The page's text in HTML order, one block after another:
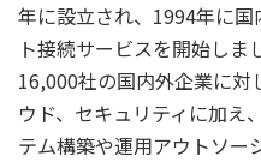
年に設立され、1994年に
ト接続サービスを開始し
16,000社の国内外企業に対
ウド、セキュリティに加え
テム構築や運用アウトソー